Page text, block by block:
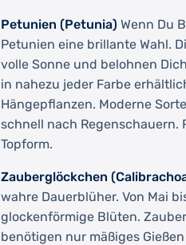
Petunien (Petunia) Wenn Du
Petunien eine brillante Wahl.
volle Sonne und belohnen
in nahezu jeder Farbe
Hängepflanzen. Moderne
schnell nach Regenschauern.
Topform.
Zauberglöckchen
wahre Dauerblüher. Von Mai
glockenförmige Blüten.
benötigen nur mäßiges